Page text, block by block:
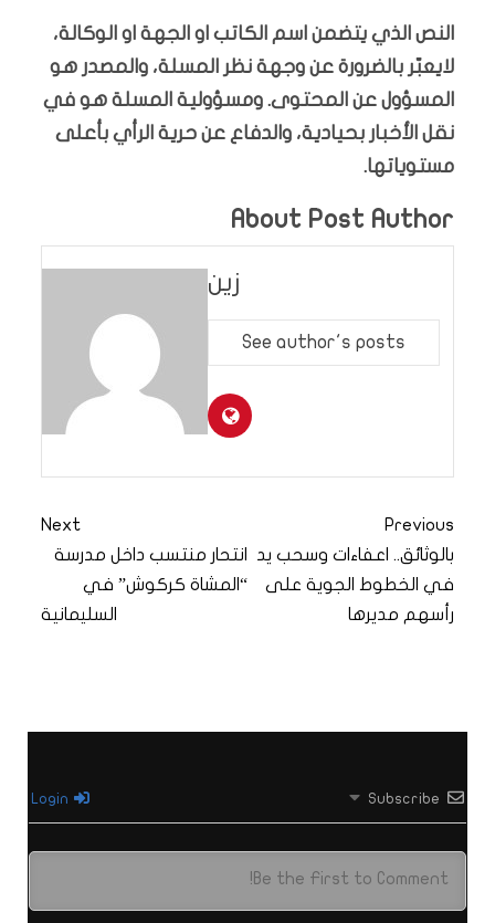
النص الذي يتضمن اسم الكاتب او الجهة او الوكالة،
لايعبّر بالضرورة عن وجهة نظر المسلة، والمصدر هو
المسؤول عن المحتوى. ومسؤولية المسلة هو في
نقل الأخبار بحيادية، والدفاع عن حرية الرأي بأعلى
مستوياتها.
About Post Author
زين
See author's posts
Previous
بالوثائق.. اعفاءات وسحب يد
في الخطوط الجوية على
رأسهم مديرها
Next
انتحار منتسب داخل مدرسة
“المشاة كركوش” في
السليمانية
Subscribe